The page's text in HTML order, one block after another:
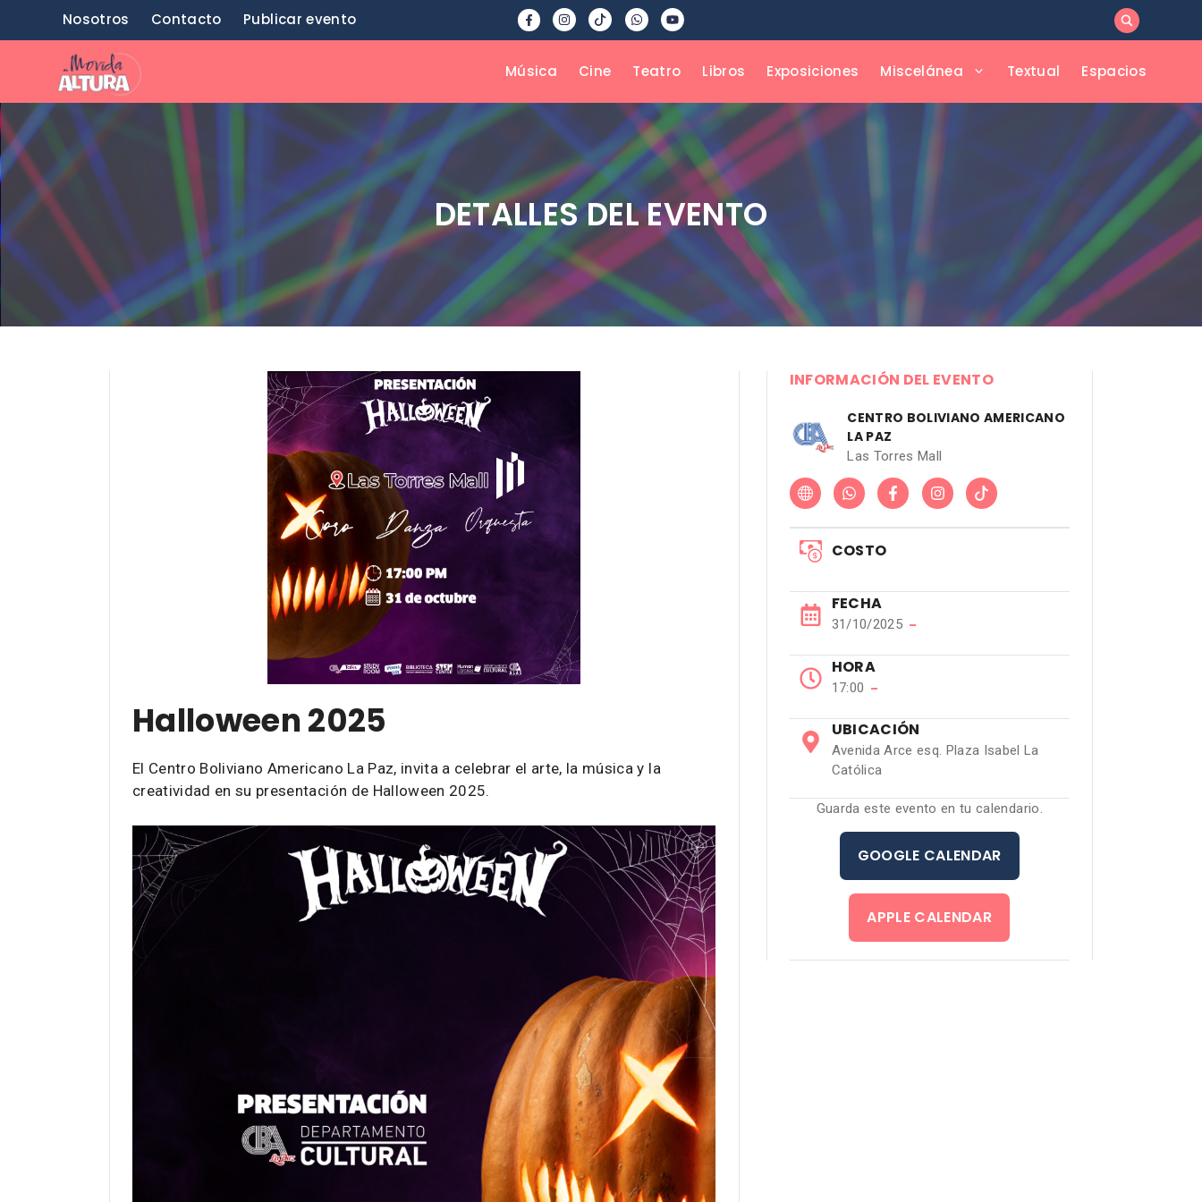
Nosotros Contacto Publicar evento
Música Cine Teatro Libros Exposiciones Miscelánea Textual Espacios
DETALLES DEL EVENTO
Halloween 2025
El Centro Boliviano Americano La Paz, invita a celebrar el arte, la música y la
creatividad en su presentación de Halloween 2025.
INFORMACIÓN DEL EVENTO
CENTRO BOLIVIANO AMERICANO
LA PAZ
Las Torres Mall
COSTO
FECHA
31/10/2025 −
HORA
17:00 −
UBICACIÓN
Avenida Arce esq. Plaza Isabel La
Católica
Guarda este evento en tu calendario.
GOOGLE CALENDAR
APPLE CALENDAR